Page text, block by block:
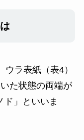
ラ表紙（表4）
た状態の両端が
ド」といいま